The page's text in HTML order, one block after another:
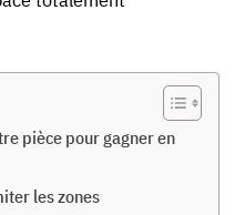
pièce pour gagner en
les zones